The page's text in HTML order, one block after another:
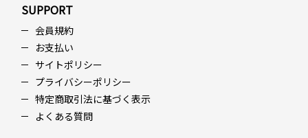
SUPPORT
会員規約
お支払い
サイトポリシー
プライバシーポリシー
特定商取引法に基づく表示
よくある質問